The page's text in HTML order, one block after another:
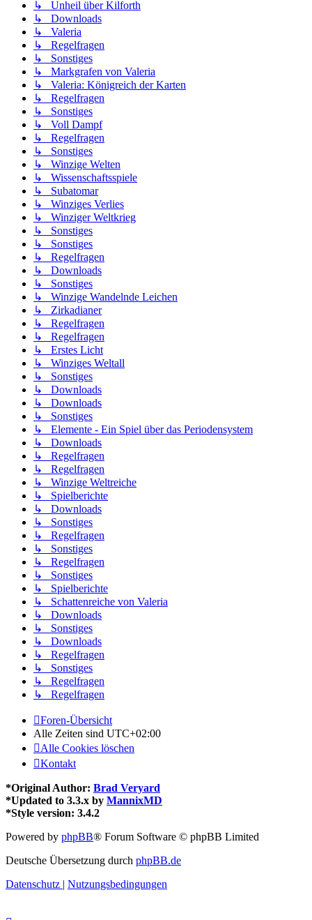
↳ Unheil über Kilforth
↳ Downloads
↳ Valeria
↳ Regelfragen
↳ Sonstiges
↳ Markgrafen von Valeria
↳ Valeria: Königreich der Karten
↳ Regelfragen
↳ Sonstiges
↳ Voll Dampf
↳ Regelfragen
↳ Sonstiges
↳ Winzige Welten
↳ Wissenschaftsspiele
↳ Subatomar
↳ Winziges Verlies
↳ Winziger Weltkrieg
↳ Sonstiges
↳ Sonstiges
↳ Regelfragen
↳ Downloads
↳ Sonstiges
↳ Winzige Wandelnde Leichen
↳ Zirkadianer
↳ Regelfragen
↳ Regelfragen
↳ Erstes Licht
↳ Winziges Weltall
↳ Sonstiges
↳ Downloads
↳ Downloads
↳ Sonstiges
↳ Elemente - Ein Spiel über das Periodensystem
↳ Downloads
↳ Regelfragen
↳ Regelfragen
↳ Winzige Weltreiche
↳ Spielberichte
↳ Downloads
↳ Sonstiges
↳ Regelfragen
↳ Sonstiges
↳ Regelfragen
↳ Sonstiges
↳ Spielberichte
↳ Schattenreiche von Valeria
↳ Downloads
↳ Sonstiges
↳ Downloads
↳ Regelfragen
↳ Sonstiges
↳ Regelfragen
↳ Regelfragen
Foren-Übersicht
Alle Zeiten sind UTC+02:00
Alle Cookies löschen
Kontakt
*Original Author: Brad Veryard
*Updated to 3.3.x by MannixMD
*Style version: 3.4.2
Powered by phpBB® Forum Software © phpBB Limited
Deutsche Übersetzung durch phpBB.de
Datenschutz | Nutzungsbedingungen